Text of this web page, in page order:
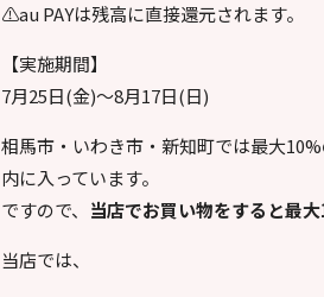
⚠️au PAYは残高に直接還元されます。
【実施期間】
7月25日(金)〜8月17日(日)
相馬市・いわき市・新知町では最大
内に入っています。
ですので、
当店でお買い物をすると最
当店では、